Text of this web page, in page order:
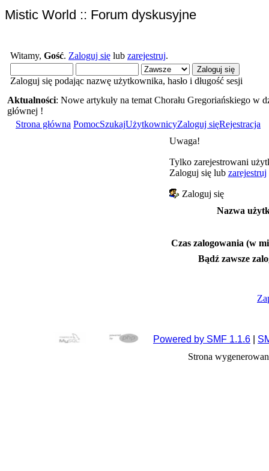
Mistic World :: Forum dyskusyjne
Witamy, Gość. Zaloguj się lub zarejestruj.
Zaloguj się podając nazwę użytkownika, hasło i długość sesji
Aktualności: Nowe artykuły na temat Chorału Gregoriańskiego w
głównej !
Strona główna PomocSzukajUżytkownicyZaloguj sięRejestracja
Uwaga!
Tylko zarejestrowani
Zaloguj się lub zarejestruj
Zaloguj się
Nazwa
Czas zalogowania (w
Bądź zawsze
Powered by SMF 1.1.6
Strona